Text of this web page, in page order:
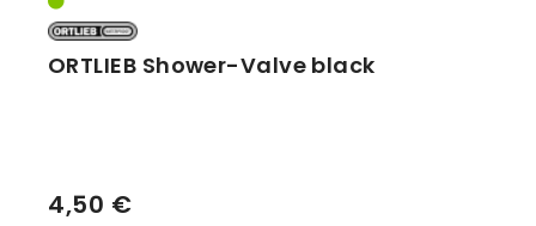
ORTLIEB Shower-Valve black
4,50 €